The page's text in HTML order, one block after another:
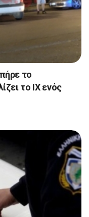
το
το ΙΧ ενός